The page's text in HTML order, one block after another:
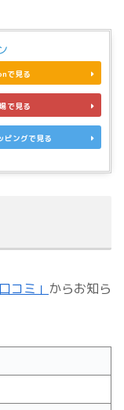
で見る
で見る
ピングで見る
コミ」 からお知ら